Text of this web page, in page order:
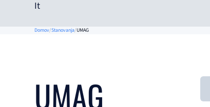
It
Domov Stanovanja UMAG
UMAG